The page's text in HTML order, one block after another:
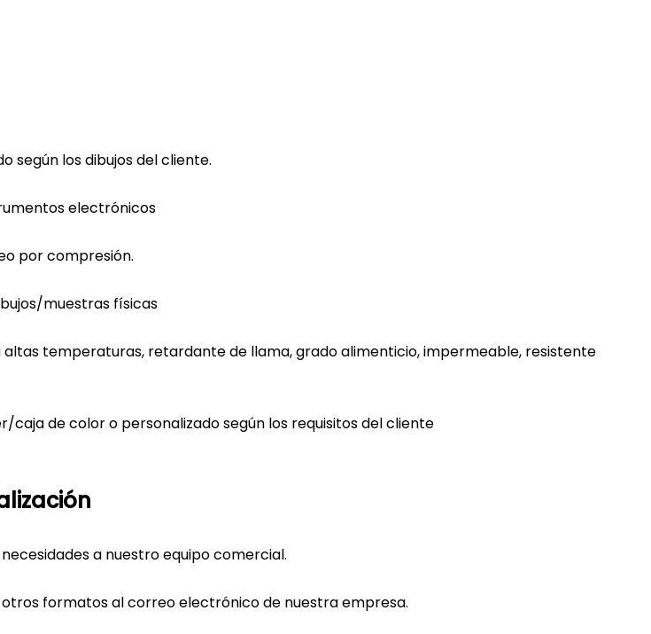
según los dibujos del cliente.
electrónicos
por compresión.
muestras físicas
temperaturas, retardante de llama, grado alimenticio, impermeable, resistente
caja de color o personalizado según los requisitos del cliente
a nuestro equipo comercial.
otros formatos al correo electrónico de nuestra empresa.